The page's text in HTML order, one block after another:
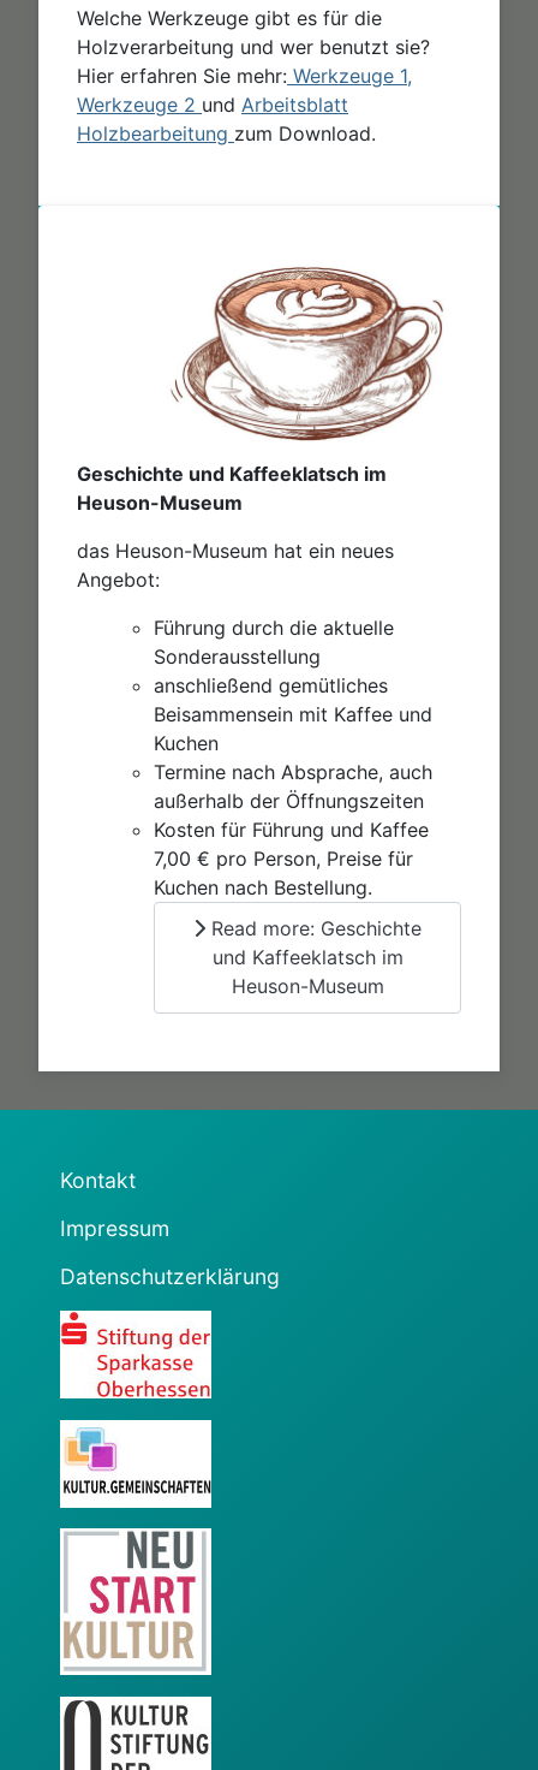
Welche Werkzeuge gibt es für die
Holzverarbeitung und wer benutzt sie?
Hier erfahren Sie mehr: Werkzeuge 1,
Werkzeuge 2 und Arbeitsblatt
Holzbearbeitung zum Download.
Geschichte und Kaffeeklatsch im
Heuson-Museum
das Heuson-Museum hat ein neues
Angebot:
Führung durch die aktuelle
Sonderausstellung
anschließend gemütliches
Beisammensein mit Kaffee und
Kuchen
Termine nach Absprache, auch
außerhalb der Öffnungszeiten
Kosten für Führung und Kaffee
7,00 € pro Person, Preise für
Kuchen nach Bestellung.
Read more: Geschichte
und Kaffeeklatsch im
Heuson-Museum
Kontakt
Impressum
Datenschutzerklärung